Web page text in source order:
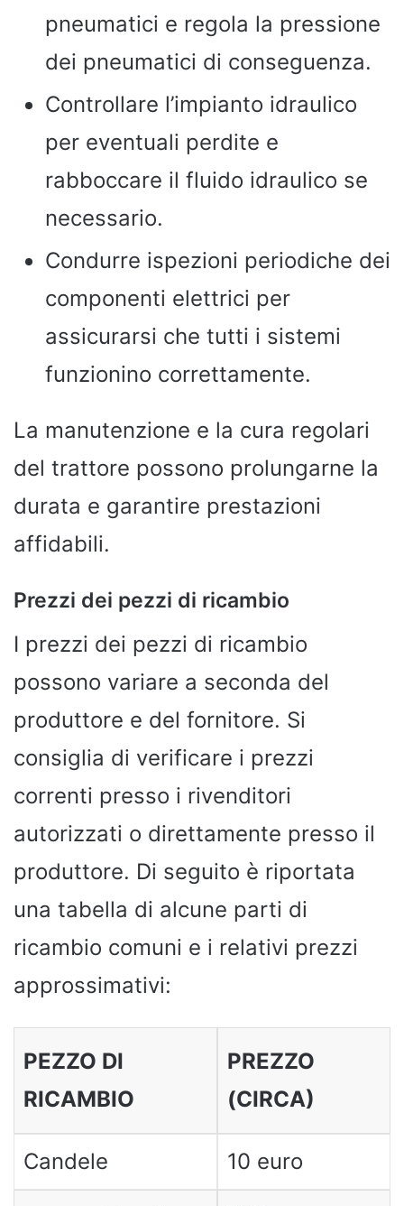
pneumatici e regola la pressione
dei pneumatici di conseguenza.
Controllare l’impianto idraulico
per eventuali perdite e
rabboccare il fluido idraulico se
necessario.
Condurre ispezioni periodiche dei
componenti elettrici per
assicurarsi che tutti i sistemi
funzionino correttamente.
La manutenzione e la cura regolari
del trattore possono prolungarne la
durata e garantire prestazioni
affidabili.
Prezzi dei pezzi di ricambio
I prezzi dei pezzi di ricambio
possono variare a seconda del
produttore e del fornitore. Si
consiglia di verificare i prezzi
correnti presso i rivenditori
autorizzati o direttamente presso il
produttore. Di seguito è riportata
una tabella di alcune parti di
ricambio comuni e i relativi prezzi
approssimativi:
PEZZO DI
RICAMBIO
PREZZO
(CIRCA)
Candele 10 euro